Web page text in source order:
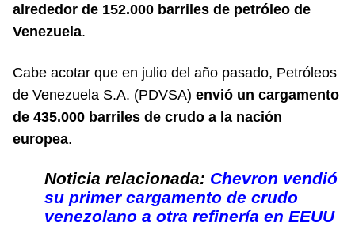
alrededor de 152.000 barriles de petróleo de
Venezuela.
Cabe acotar que en julio del año pasado, Petróleos
de Venezuela S.A. (PDVSA) envió un cargamento
de 435.000 barriles de crudo a la nación
europea.
Noticia relacionada: Chevron vendió
su primer cargamento de crudo
venezolano a otra refinería en EEUU